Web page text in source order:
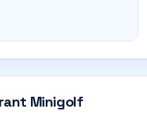
Minigolf